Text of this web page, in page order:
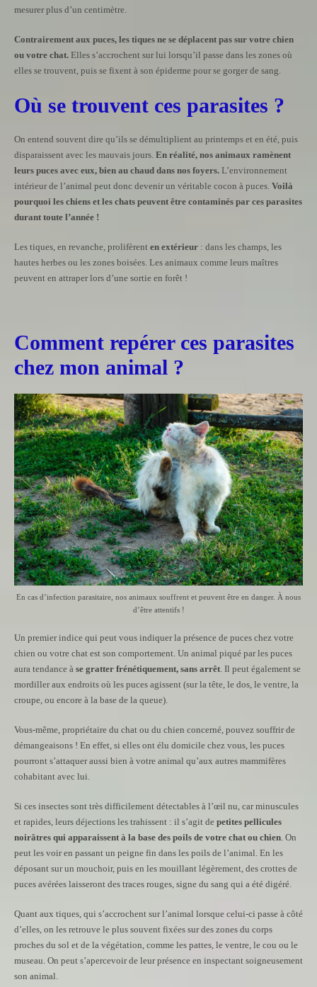
mesurer plus d’un centimètre.
Contrairement aux puces, les tiques ne se déplacent pas sur votre chien
ou votre chat. Elles s’accrochent sur lui lorsqu’il passe dans les zones où
elles se trouvent, puis se fixent à son épiderme pour se gorger de sang.
Où se trouvent ces parasites ?
On entend souvent dire qu’ils se démultiplient au printemps et en été, puis
disparaissent avec les mauvais jours. En réalité, nos animaux ramènent
leurs puces avec eux, bien au chaud dans nos foyers. L’environnement
intérieur de l’animal peut donc devenir un véritable cocon à puces. Voilà
pourquoi les chiens et les chats peuvent être contaminés par ces parasites
durant toute l’année !
Les tiques, en revanche, prolifèrent en extérieur : dans les champs, les
hautes herbes ou les zones boisées. Les animaux comme leurs maîtres
peuvent en attraper lors d’une sortie en forêt !
Comment repérer ces parasites
chez mon animal ?
En cas d’infection parasitaire, nos animaux souffrent et peuvent être en danger. À nous
d’être attentifs !
Un premier indice qui peut vous indiquer la présence de puces chez votre
chien ou votre chat est son comportement. Un animal piqué par les puces
aura tendance à se gratter frénétiquement, sans arrêt. Il peut également se
mordiller aux endroits où les puces agissent (sur la tête, le dos, le ventre, la
croupe, ou encore à la base de la queue).
Vous-même, propriétaire du chat ou du chien concerné, pouvez souffrir de
démangeaisons ! En effet, si elles ont élu domicile chez vous, les puces
pourront s’attaquer aussi bien à votre animal qu’aux autres mammifères
cohabitant avec lui.
Si ces insectes sont très difficilement détectables à l’œil nu, car minuscules
et rapides, leurs déjections les trahissent : il s’agit de petites pellicules
noirâtres qui apparaissent à la base des poils de votre chat ou chien. On
peut les voir en passant un peigne fin dans les poils de l’animal. En les
déposant sur un mouchoir, puis en les mouillant légèrement, des crottes de
puces avérées laisseront des traces rouges, signe du sang qui a été digéré.
Quant aux tiques, qui s’accrochent sur l’animal lorsque celui-ci passe à côté
d’elles, on les retrouve le plus souvent fixées sur des zones du corps
proches du sol et de la végétation, comme les pattes, le ventre, le cou ou le
museau. On peut s’apercevoir de leur présence en inspectant soigneusement
son animal.